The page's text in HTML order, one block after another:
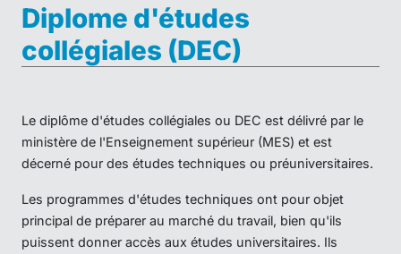
Diplome d'études
collégiales (DEC)
Le diplôme d'études collégiales ou DEC est délivré par le
ministère de l'Enseignement supérieur (MES) et est
décerné pour des études techniques ou préuniversitaires.
Les programmes d'études techniques ont pour objet
principal de préparer au marché du travail, bien qu'ils
puissent donner accès aux études universitaires. Ils